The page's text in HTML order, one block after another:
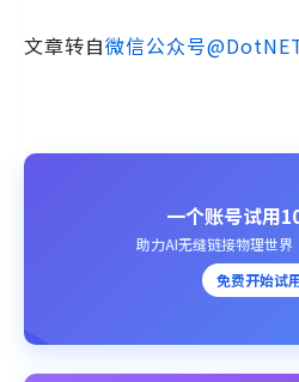
文章转自微信公众号
一个账号试用
助力AI无缝链接物理世
免费开始试